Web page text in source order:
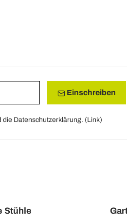
Einschreiben
die Datenschutzerklärung. (Link)
Stühle